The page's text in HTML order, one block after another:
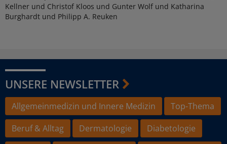
Kellner und Christof Kloos und Gunter Wolf und Katharina
Burghardt und Philipp A. Reuken
UNSERE NEWSLETTER
Allgemeinmedizin und Innere Medizin
Top-Thema
Beruf & Alltag
Dermatologie
Diabetologie